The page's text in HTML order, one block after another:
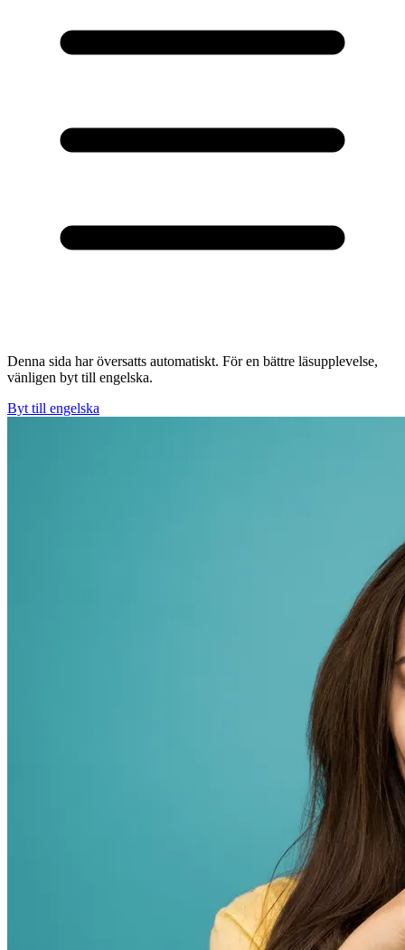
Denna sida har översatts automatiskt. För en bättre läsupplevelse,
vänligen byt till engelska.
Byt till engelska